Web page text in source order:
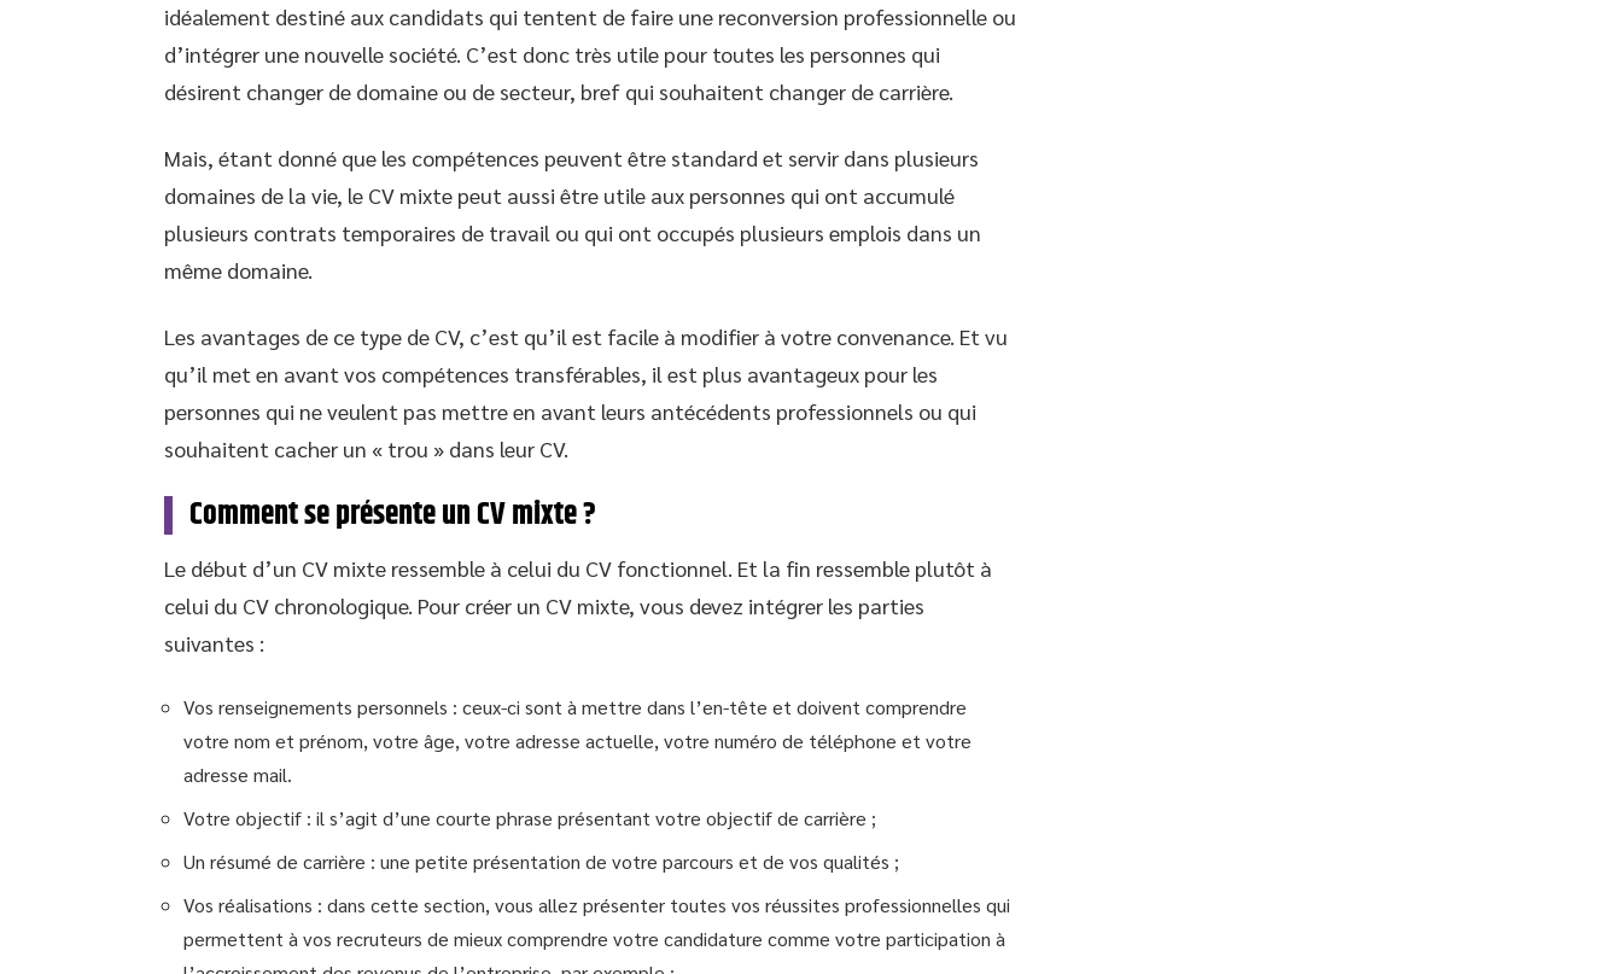
idéalement destiné aux candidats qui tentent de faire une reconversion professionnelle ou
d’intégrer une nouvelle société. C’est donc très utile pour toutes les personnes qui
désirent changer de domaine ou de secteur, bref qui souhaitent changer de carrière.
Mais, étant donné que les compétences peuvent être standard et servir dans plusieurs
domaines de la vie, le CV mixte peut aussi être utile aux personnes qui ont accumulé
plusieurs contrats temporaires de travail ou qui ont occupés plusieurs emplois dans un
même domaine.
Les avantages de ce type de CV, c’est qu’il est facile à modifier à votre convenance. Et vu
qu’il met en avant vos compétences transférables, il est plus avantageux pour les
personnes qui ne veulent pas mettre en avant leurs antécédents professionnels ou qui
souhaitent cacher un « trou » dans leur CV.
Comment se présente un CV mixte ?
Le début d’un CV mixte ressemble à celui du CV fonctionnel. Et la fin ressemble plutôt à
celui du CV chronologique. Pour créer un CV mixte, vous devez intégrer les parties
suivantes :
Vos renseignements personnels : ceux-ci sont à mettre dans l’en-tête et doivent comprendre
votre nom et prénom, votre âge, votre adresse actuelle, votre numéro de téléphone et votre
adresse mail.
Votre objectif : il s’agit d’une courte phrase présentant votre objectif de carrière ;
Un résumé de carrière : une petite présentation de votre parcours et de vos qualités ;
Vos réalisations : dans cette section, vous allez présenter toutes vos réussites professionnelles qui
permettent à vos recruteurs de mieux comprendre votre candidature comme votre participation à